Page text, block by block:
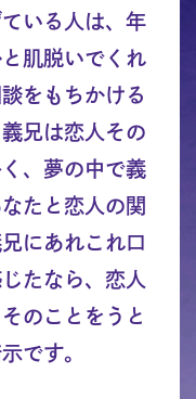
いる人は、年
肌脱いでくれ
をもちかける
兄は恋人その
、夢の中で義
たと恋人の関
にあれこれ口
たなら、恋人
のことをうと
です。